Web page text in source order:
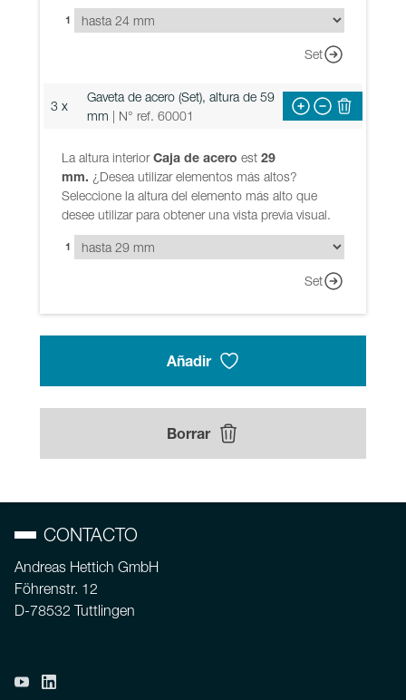
1
Set
3 x
Gaveta de acero (Set), altura de 59
mm | N° ref. 60001
La altura interiorCaja de acero est 29
mm. ¿Desea utilizar elementos más altos?
Seleccione la altura del elemento más alto que
desee utilizar para obtener una vista previa visual.
1
Set
Añadir
Borrar
CONTACTO
Andreas Hettich GmbH
Föhrenstr. 12
D-78532 Tuttlingen